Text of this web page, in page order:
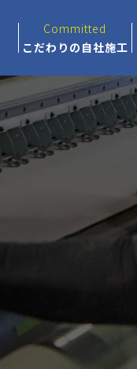
Committed
こだわりの自社施工